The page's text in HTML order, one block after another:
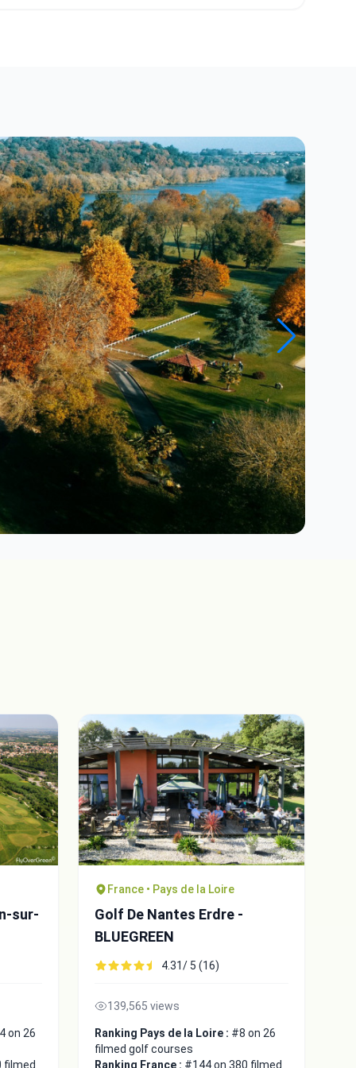
sur-
on 26
filmed
France • Pays de la Loire
Golf De Nantes Erdre -
BLUEGREEN
4.31/ 5 (16)
139,565 views
Ranking Pays de la Loire : #8 on 26
filmed golf courses
Ranking France : #144 on 380 filmed